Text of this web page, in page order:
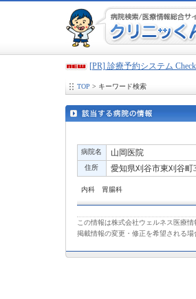
[PR] 診療予約システム
TOP > キーワード検索
病院名 山岡医院
住所 愛知県刈谷市東刈谷町
内科 胃腸科
この情報は株式会社ウェルネス医療
掲載情報の変更・修正を希望される場